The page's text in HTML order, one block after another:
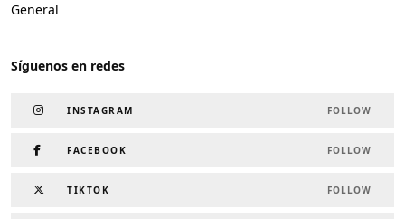
General
Síguenos en redes
INSTAGRAM FOLLOW
FACEBOOK FOLLOW
TIKTOK FOLLOW